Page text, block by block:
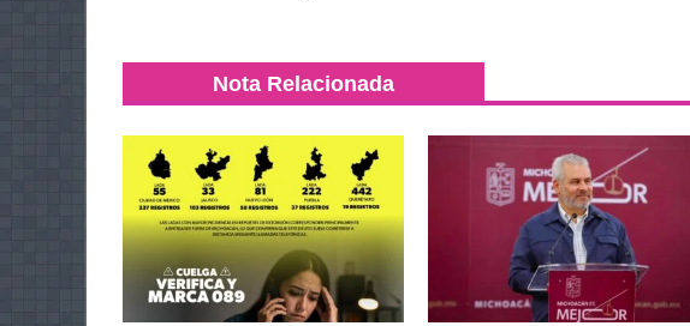
Nota Relacionada